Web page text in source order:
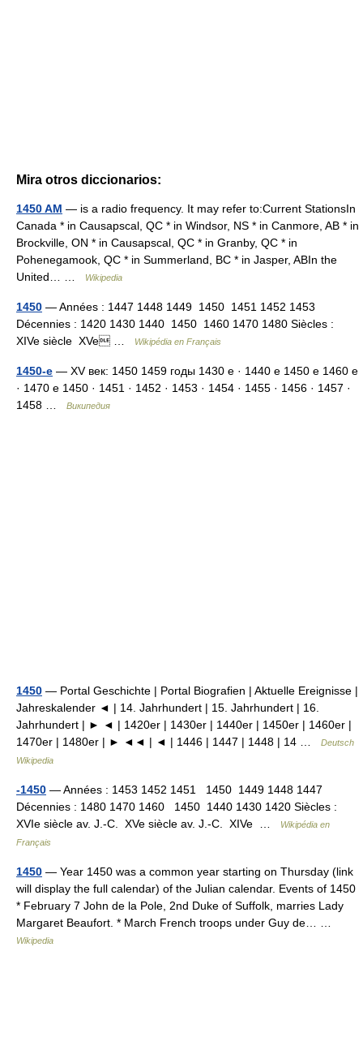
Mira otros diccionarios:
1450 AM — is a radio frequency. It may refer to:Current StationsIn
Canada * in Causapscal, QC * in Windsor, NS * in Canmore, AB * in
Brockville, ON * in Causapscal, QC * in Granby, QC * in
Pohenegamook, QC * in Summerland, BC * in Jasper, ABIn the
United… …
Wikipedia
1450 — Années : 1447 1448 1449 1450 1451 1452 1453
Décennies : 1420 1430 1440 1450 1460 1470 1480 Siècles :
XIVe siècle XVe …
Wikipédia en Français
1450-е — XV век: 1450 1459 годы 1430 е · 1440 е 1450 е 1460 е
· 1470 е 1450 · 1451 · 1452 · 1453 · 1454 · 1455 · 1456 · 1457 ·
1458 …
Википедия
1450 — Portal Geschichte | Portal Biografien | Aktuelle Ereignisse |
Jahreskalender ◄ | 14. Jahrhundert | 15. Jahrhundert | 16.
Jahrhundert | ► ◄ | 1420er | 1430er | 1440er | 1450er | 1460er |
1470er | 1480er | ► ◄◄ | ◄ | 1446 | 1447 | 1448 | 14 …
Deutsch
Wikipedia
-1450 — Années : 1453 1452 1451 1450 1449 1448 1447
Décennies : 1480 1470 1460 1450 1440 1430 1420 Siècles :
XVIe siècle av. J.‑C. XVe siècle av. J.‑C. XIVe …
Wikipédia en
Français
1450 — Year 1450 was a common year starting on Thursday (link
will display the full calendar) of the Julian calendar. Events of 1450
* February 7 John de la Pole, 2nd Duke of Suffolk, marries Lady
Margaret Beaufort. * March French troops under Guy de… …
Wikipedia